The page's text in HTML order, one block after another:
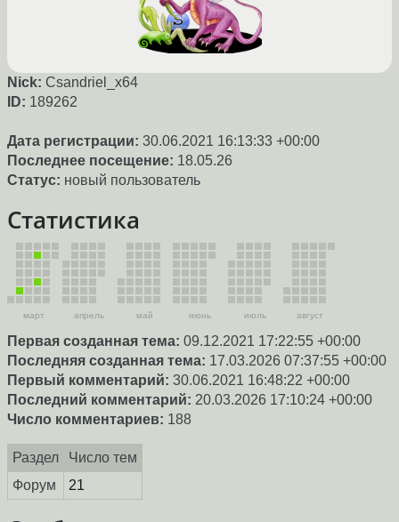
Nick: Csandriel_x64
ID: 189262
Дата регистрации: 30.06.2021 16:13:33 +00:00
Последнее посещение: 18.05.26
Статус: новый пользователь
Статистика
март апрель май июнь июль август
Первая созданная тема: 09.12.2021 17:22:55 +00:00
Последняя созданная тема: 17.03.2026 07:37:55 +00:00
Первый комментарий: 30.06.2021 16:48:22 +00:00
Последний комментарий: 20.03.2026 17:10:24 +00:00
Число комментариев: 188
Раздел
Число тем
Форум
21